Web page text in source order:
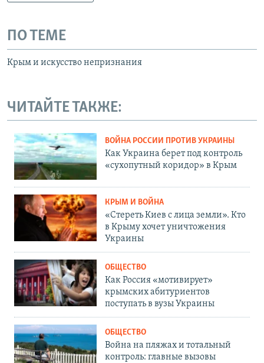
ПО ТЕМЕ
Крым и искусство непризнания
ЧИТАЙТЕ ТАКЖЕ:
ВОЙНА РОССИИ ПРОТИВ УКРАИНЫ
Как Украина берет под контроль
«сухопутный коридор» в Крым
КРЫМ И ВОЙНА
«Стереть Киев с лица земли». Кто
в Крыму хочет уничтожения
Украины
ОБЩЕСТВО
Как Россия «мотивирует»
крымских абитуриентов
поступать в вузы Украины
ОБЩЕСТВО
Война на пляжах и тотальный
контроль: главные вызовы